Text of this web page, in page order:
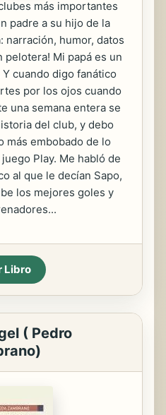
más importantes
padre a su hijo de la
narración, humor, datos
pelotera! Mi papá es un
cuando digo fanático
por los ojos cuando
una semana entera se
del club, y debo
más embobado de lo
Play. Me habló de
al que le decían Sapo,
los mejores goles y
Libro
( Pedro